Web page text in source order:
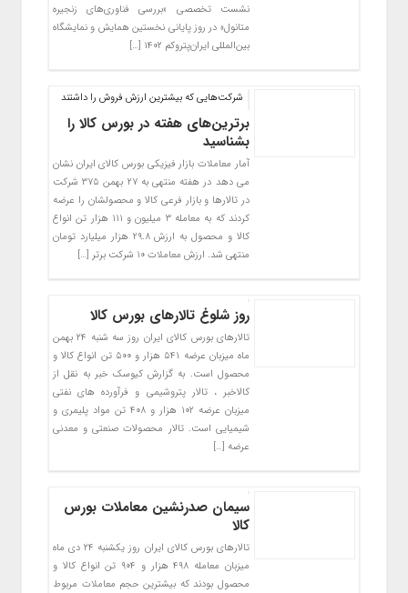
نشست تخصصی «بررسی فناوری‌های زنجیره
متانول» در روز پایانی نخستین همایش و نمایشگاه
بین‌المللی ایران‌پتروکم ۱۴۰۲ […]
شرکت‌هایی که بیشترین ارزش فروش را داشتند
برترین‌های هفته در بورس کالا را
بشناسید
آمار معاملات بازار فیزیکی بورس کالای ایران نشان
می دهد در هفته منتهی به ۲۷ بهمن ۳۷۵ شرکت
در تالارها و بازار فرعی کالا و محصولشان را عرضه
کردند که به معامله ۳ میلیون و ۱۱۱ هزار تن انواع
کالا و محصول به ارزش ۲۹.۸ هزار میلیارد تومان
منتهی شد. ارزش معاملات ۱۰ شرکت برتر […]
روز شلوغ تالارهای بورس کالا
تالارهای بورس کالای ایران روز سه شنبه ۲۴ بهمن
ماه میزبان عرضه ۵۴۱ هزار و ۵۰۰ تن انواع کالا و
محصول است. به گزارش کیوسک خبر به نقل از
کالاخبر ، تالار پتروشیمی و فرآورده های نفتی
میزبان عرضه ۱۰۲ هزار و ۴۰۸ تن مواد پلیمری و
شیمیایی است. تالار محصولات صنعتی و معدنی
عرضه […]
سیمان صدرنشین معاملات بورس
کالا
تالارهای بورس کالای ایران روز یکشنبه ۲۴ دی ماه
میزبان معامله ۴۹۸ هزار و ۹۰۴ تن انواع کالا و
محصول بودند که بیشترین حجم معاملات مربوط